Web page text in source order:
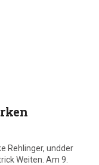
Rehlinger, undder
Weiten. Am 9.